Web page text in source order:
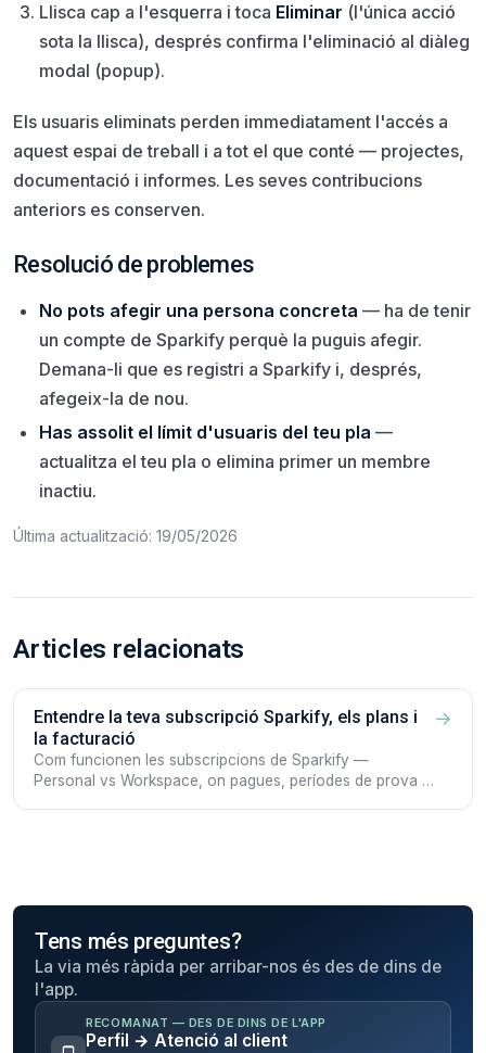
Llisca cap a l'esquerra i toca Eliminar (l'única acció
sota la llisca), després confirma l'eliminació al diàleg
modal (popup).
Els usuaris eliminats perden immediatament l'accés a
aquest espai de treball i a tot el que conté — projectes,
documentació i informes. Les seves contribucions
anteriors es conserven.
Resolució de problemes
No pots afegir una persona concreta — ha de tenir
un compte de Sparkify perquè la puguis afegir.
Demana-li que es registri a Sparkify i, després,
afegeix-la de nou.
Has assolit el límit d'usuaris del teu pla —
actualitza el teu pla o elimina primer un membre
inactiu.
Última actualització: 19/05/2026
Articles relacionats
Entendre la teva subscripció Sparkify, els plans i
la facturació
Com funcionen les subscripcions de Sparkify —
Personal vs Workspace, on pagues, períodes de prova i
→
Tens més preguntes?
La via més ràpida per arribar-nos és des de dins de
l'app.
RECOMANAT — DES DE DINS DE L'APP
Perfil → Atenció al client